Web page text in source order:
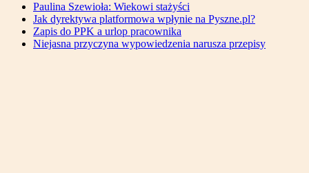
Paulina Szewioła: Wiekowi stażyści
Jak dyrektywa platformowa wpłynie na Pyszne.pl?
Zapis do PPK a urlop pracownika
Niejasna przyczyna wypowiedzenia narusza przepisy